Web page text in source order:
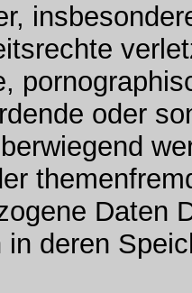
oder
Daten
deren